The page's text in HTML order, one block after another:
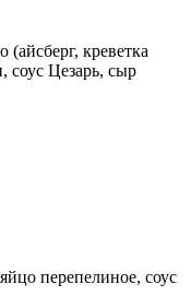
(айсберг, креветка
соус Цезарь, сыр
перепелиное, соус